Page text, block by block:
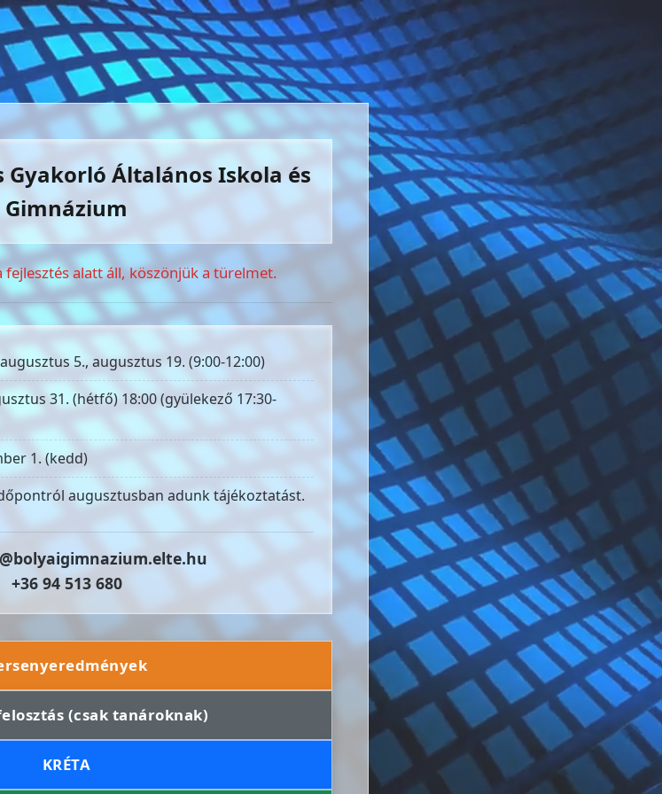
Gyakorló Általános Iskola és
Gimnázium
alatt áll, köszönjük a türelmet.
5., augusztus 19. (9:00-12:00)
31. (hétfő) 18:00 (gyülekező 17:30-
1. (kedd)
augusztusban adunk tájékoztatást.
+36 94 513 680
(csak tanároknak)
KRÉTA